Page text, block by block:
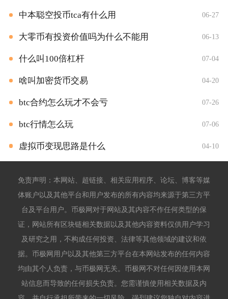
中本聪空投币tca有什么用 06-27
大零币有投资价值吗为什么不能用 06-13
什么叫100倍杠杆 07-04
啥叫加密货币交易 04-20
btc合约怎么玩才不会亏 07-26
btc行情怎么玩 07-06
虚拟币变现思路是什么 04-10
免责声明：本网站、超链接、相关应用程序、论坛、博客等媒
体账户以及其他平台和用户发布的所有内容均来源于第三方平
台及平台用户。币极网对于网站及其内容不作任何类型的保
证，网站所有区块链相关数据以及其他内容资料仅供用户学习
及研究之用，不构成任何投资、法律等其他领域的建议和依
据。币极网用户以及其他第三方平台在本网站发布的任何内容
均由其个人负责，与币极网无关。币极网不对任何因使用本网
站信息而导致的任何损失负责。您需谨慎使用相关数据及内